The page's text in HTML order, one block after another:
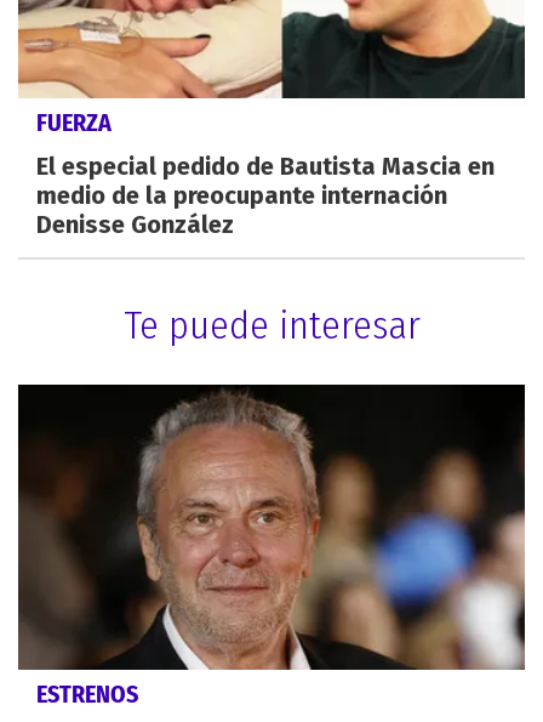
FUERZA
El especial pedido de Bautista Mascia en
medio de la preocupante internación
Denisse González
Te puede interesar
ESTRENOS